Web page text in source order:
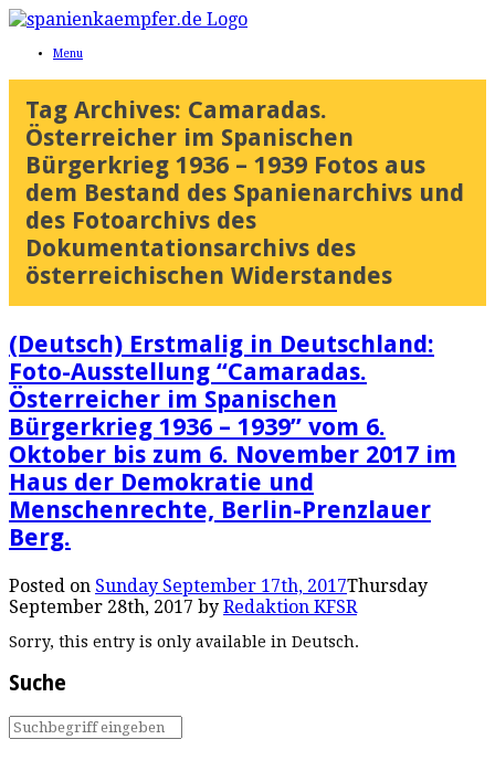
Menu
Tag Archives: Camaradas.
Österreicher im Spanischen
Bürgerkrieg 1936 – 1939 Fotos aus
dem Bestand des Spanienarchivs und
des Fotoarchivs des
Dokumentationsarchivs des
österreichischen Widerstandes
(Deutsch) Erstmalig in Deutschland:
Foto-Ausstellung “Camaradas.
Österreicher im Spanischen
Bürgerkrieg 1936 – 1939” vom 6.
Oktober bis zum 6. November 2017 im
Haus der Demokratie und
Menschenrechte, Berlin-Prenzlauer
Berg.
Posted on Sunday September 17th, 2017Thursday
September 28th, 2017 by Redaktion KFSR
Sorry, this entry is only available in Deutsch.
Suche